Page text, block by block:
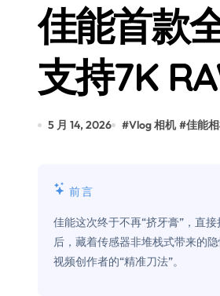
谷歌
全球最小U
400层堆叠
别再用汽车
花钱买宝马
佳能首款
支持7K
5 月 14, 2026 #Vlog 相机 #佳能
前言
佳能这次终于不再“挤牙膏”，直
后，藏着传感器非堆栈式带来的
视频创作者的“精准刀法”。